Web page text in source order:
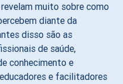
muito sobre como
diante da
disso são as
de saúde,
conhecimento e
e facilitadores